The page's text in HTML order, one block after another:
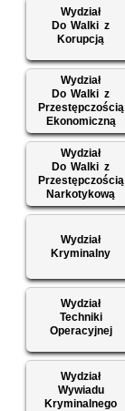
Wydział
Do Walki z
Korupcją
Wydział
Do Walki z
Przestępczością
Ekonomiczną
Wydział
Do Walki z
Przestępczością
Narkotykową
Wydział
Kryminalny
Wydział
Techniki
Operacyjnej
Wydział
Wywiadu
Kryminalnego